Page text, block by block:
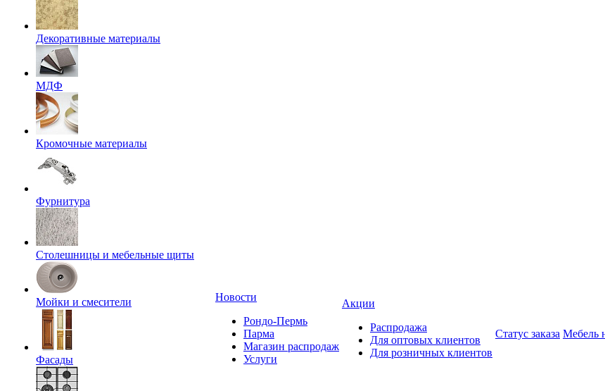
Декоративные материалы
МДФ
Кромочные материалы
Фурнитура
Столешницы и мебельные щиты
Мойки и смесители
Фасады
Новости
Рондо-Пермь
Парма
Магазин распродаж
Услуги
Акции
Распродажа
Для оптовых клиентов
Для розничных клиентов
Статус заказа Мебель